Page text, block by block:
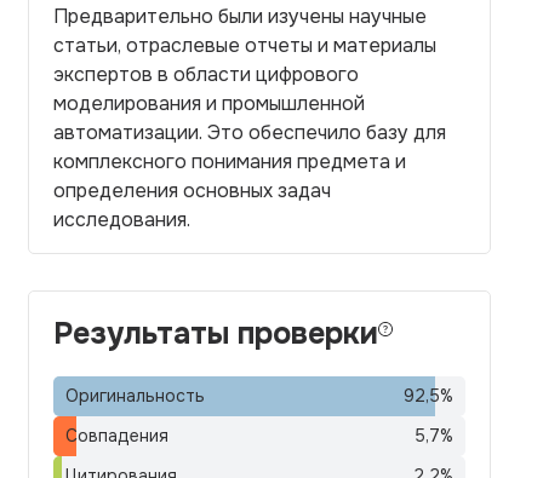
Предварительно были изучены научные
статьи, отраслевые отчеты и материалы
экспертов в области цифрового
моделирования и промышленной
автоматизации. Это обеспечило базу для
комплексного понимания предмета и
определения основных задач
исследования.
Результаты проверки
Оригинальность 92,5%
Совпадения
5,7%